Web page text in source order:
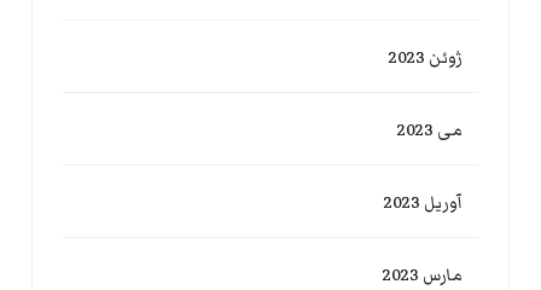
ژوئن 2023
می 2023
آوریل 2023
مارس 2023